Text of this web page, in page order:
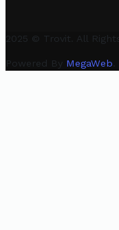
2025 © Trovit. All
Powered By MegaWeb